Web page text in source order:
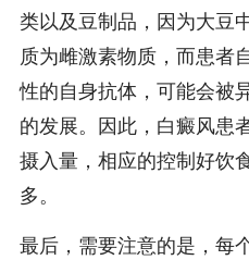
类以及豆制品，因为大豆
质为雌激素物质，而患者
性的自身抗体，可能会被
的发展。因此，白癜风患
摄入量，相应的控制好饮
多。
最后，需要注意的是，每